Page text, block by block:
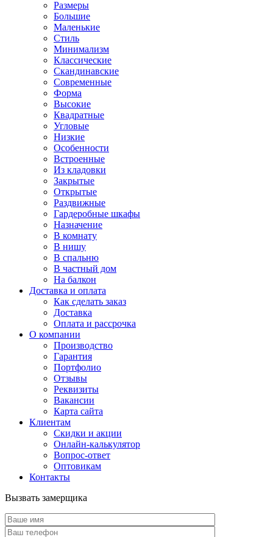
Размеры
Большие
Маленькие
Стиль
Минимализм
Классические
Скандинавские
Современные
Форма
Высокие
Квадратные
Угловые
Низкие
Особенности
Встроенные
Из кладовки
Закрытые
Открытые
Раздвижные
Гардеробные шкафы
Назначение
В комнату
В нишу
В спальню
В частный дом
На балкон
Доставка и оплата
Как сделать заказ
Доставка
Оплата и рассрочка
О компании
Производство
Гарантия
Портфолио
Отзывы
Реквизиты
Вакансии
Карта сайта
Клиентам
Скидки и акции
Онлайн-калькулятор
Вопрос-ответ
Оптовикам
Контакты
Вызвать замерщика